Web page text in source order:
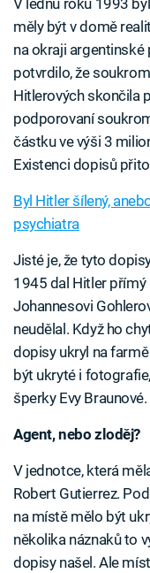
V lednu roku 1993
měly být v domě
na okraji
potvrdilo, že
Hitlerových skončila
podporovaní
částku ve výši 3
Existenci dopisů
Byl Hitler šílený,
psychiatra
Jisté je, že tyto
1945 dal Hitler přímý
Johannesovi
neudělal. Když ho
dopisy ukryl na
být ukryté i
šperky Evy Braunové.
Agent, nebo zloděj?
V jednotce, která
Robert Gutierrez.
na místě mělo být
několika náznaků to
dopisy našel. Ale